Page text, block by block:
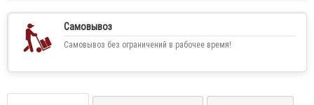
Самовывоз
Самовывоз без ограничений в рабочее время!